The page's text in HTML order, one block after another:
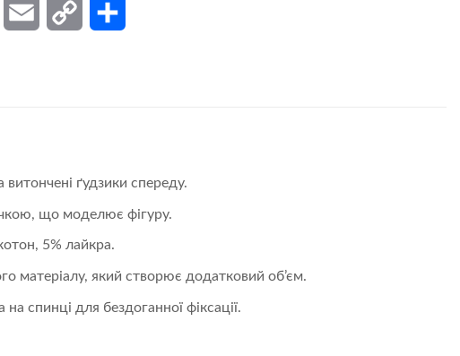
Email Copy
ґудзики спереду.
що моделює фігуру.
5% лайкра.
матеріалу, який створює додатковий об’єм.
спинці для бездоганної фіксації.